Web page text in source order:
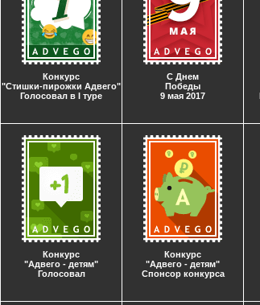
Конкурс
"Стишки-пирожки Адвего"
Голосовал в I туре
С Днем
Победы
9 мая 2017
Конкурс
"Адвего - детям"
Голосовал
Конкурс
"Адвего - детям"
Спонсор конкурса